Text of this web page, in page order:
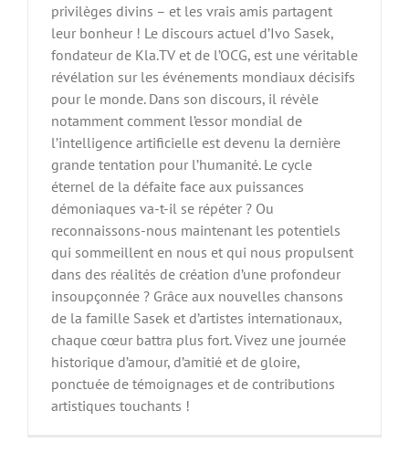
privilèges divins – et les vrais amis partagent
leur bonheur ! Le discours actuel d’Ivo Sasek,
fondateur de Kla.TV et de l’OCG, est une véritable
révélation sur les événements mondiaux décisifs
pour le monde. Dans son discours, il révèle
notamment comment l’essor mondial de
l’intelligence artificielle est devenu la dernière
grande tentation pour l’humanité. Le cycle
éternel de la défaite face aux puissances
démoniaques va-t-il se répéter ? Ou
reconnaissons-nous maintenant les potentiels
qui sommeillent en nous et qui nous propulsent
dans des réalités de création d’une profondeur
insoupçonnée ? Grâce aux nouvelles chansons
de la famille Sasek et d’artistes internationaux,
chaque cœur battra plus fort. Vivez une journée
historique d’amour, d’amitié et de gloire,
ponctuée de témoignages et de contributions
artistiques touchants !